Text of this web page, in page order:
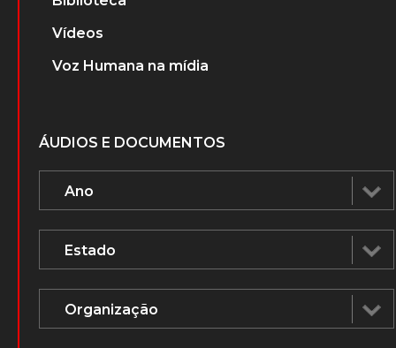
Militares
Ministros do Superior Tribunal Militar
(STM)
Vídeos
Voz Humana na mídia